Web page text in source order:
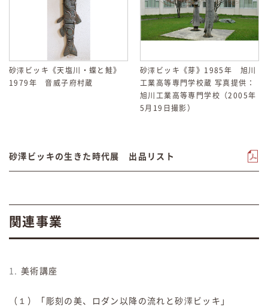
砂澤ビッキ《天塩川・蝶と鮭》
1979年 音威子府村蔵
砂澤ビッキ《芽》1985年 旭川
工業高等専門学校蔵 写真提供：
旭川工業高等専門学校（2005年
5月19日撮影）
砂澤ビッキの生きた時代展 出品リスト
関連事業
美術講座
（１）「彫刻の美、ロダン以降の流れと砂澤ビッキ」